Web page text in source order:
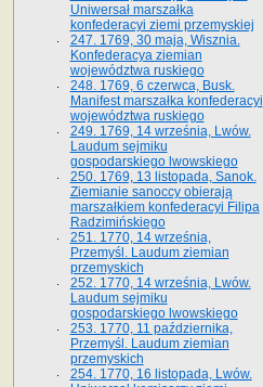
Uniwersał marszałka
konfederacyi ziemi przemyskiej
247. 1769, 30 maja, Wisznia.
Konfederacya ziemian
województwa ruskiego
248. 1769, 6 czerwca, Busk.
Manifest marszałka konfederacyi
województwa ruskiego
249. 1769, 14 września, Lwów.
Laudum sejmiku
gospodarskiego lwowskiego
250. 1769, 13 listopada, Sanok.
Ziemianie sanoccy obierają
marszałkiem konfederacyi Filipa
Radzimińskiego
251. 1770, 14 września,
Przemyśl. Laudum ziemian
przemyskich
252. 1770, 14 września, Lwów.
Laudum sejmiku
gospodarskiego lwowskiego
253. 1770, 11 października,
Przemyśl. Laudum ziemian
przemyskich
254. 1770, 16 listopada, Lwów.